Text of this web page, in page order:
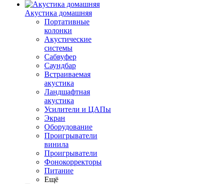
Акустика домашняя
Портативные
колонки
Акустические
системы
Сабвуфер
Саундбар
Встраиваемая
акустика
Ландшафтная
акустика
Усилители и ЦАПы
Экран
Оборудование
Проигрыватели
винила
Проигрыватели
Фонокорректоры
Питание
Ещё